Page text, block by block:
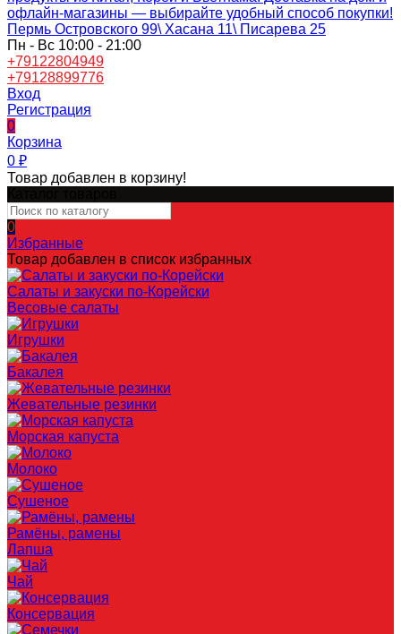
офлайн‑магазины — выбирайте удобный способ покупки!
Пермь Островского 99\ Хасана 11\ Писарева 25
Пн - Вс 10:00 - 21:00
+79122804949
+79128899776
Вход
Регистрация
0
Корзина
0 ₽
Товар добавлен в корзину!
0
Избранные
Товар добавлен в список избранных
Салаты и закуски по-Корейски
Весовые салаты
Игрушки
Бакалея
Жевательные резинки
Морская капуста
Молоко
Сушеное
Рамёны, рамены
Лапша
Чай
Консервация